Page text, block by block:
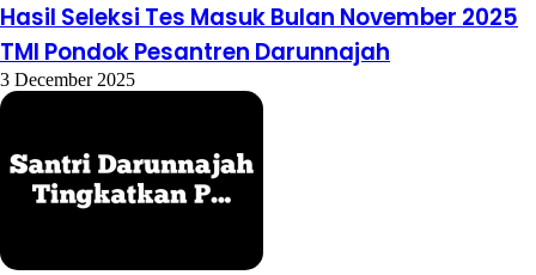
Hasil Seleksi Tes Masuk Bulan November 2025
TMI Pondok Pesantren Darunnajah
3 December 2025